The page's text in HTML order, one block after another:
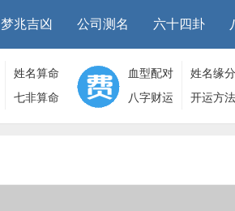
梦兆吉凶 公司测名 六十四卦
姓名算命
七非算命
网
血型配对 姓名缘分
八字财运
开运方法